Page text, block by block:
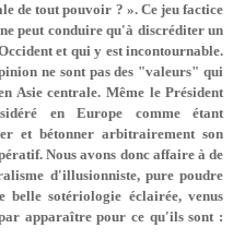
de tout pouvoir ? ». Ce jeu factice
peut conduire qu'à discréditer un
et qui y est incontournable.
ne sont pas des "valeurs" qui
Asie centrale. Même le Président
en Europe comme étant
et bétonner arbitrairement son
Nous avons donc affaire à de
d'illusionniste, pure poudre
belle sotériologie éclairée, venus
apparaître pour ce qu'ils sont :